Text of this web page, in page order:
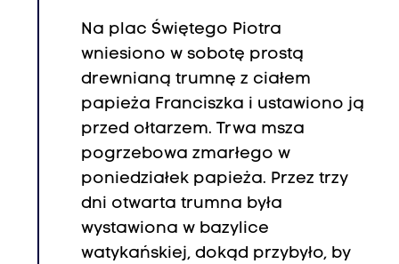
Na plac Świętego Piotra
wniesiono w sobotę prostą
drewnianą trumnę z ciałem
papieża Franciszka i ustawiono ją
przed ołtarzem. Trwa msza
pogrzebowa zmarłego w
poniedziałek papieża. Przez trzy
dni otwarta trumna była
wystawiona w bazylice
watykańskiej, dokąd przybyło, by